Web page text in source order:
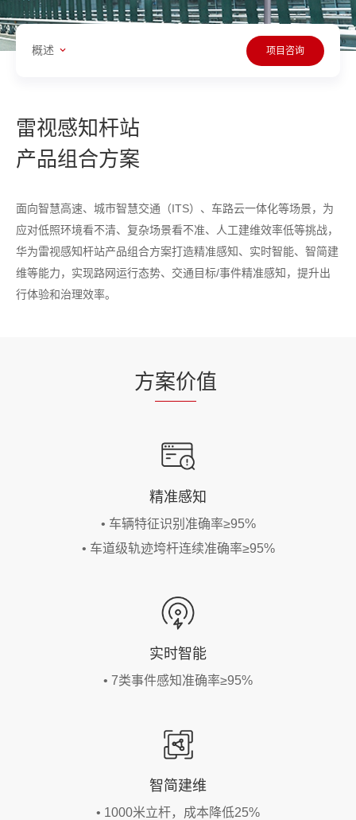
概述 项目咨询
雷视感知杆站
产品组合方案
面向智慧高速、城市智慧交通（ITS）、车路云一体化等场景，为
应对低照环境看不清、复杂场景看不准、人工建维效率低等挑战，
华为雷视感知杆站产品组合方案打造精准感知、实时智能、智简建
维等能力，实现路网运行态势、交通目标/事件精准感知，提升出
行体验和治理效率。
方案价值
精准感知
• 车辆特征识别准确率≥95%
• 车道级轨迹垮杆连续准确率≥95%
实时智能
• 7类事件感知准确率≥95%
智简建维
• 1000米立杆，成本降低25%